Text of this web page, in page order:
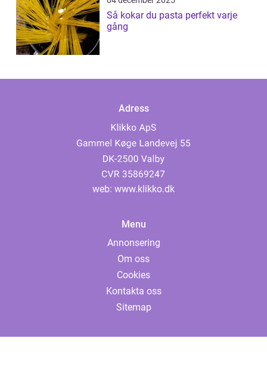
Så kokar du pasta perfekt varje
gång
Adress
web: www.klikko.dk
Menu
Annonsering
Om oss
Cookies
Kontakta oss
Sitemap